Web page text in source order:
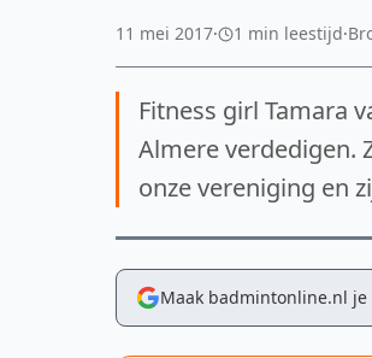
11 mei 2017· 1 min leestijd·
Fitness girl Tamara
Almere verdedigen.
onze vereniging en
Maak badmintonline.nl je